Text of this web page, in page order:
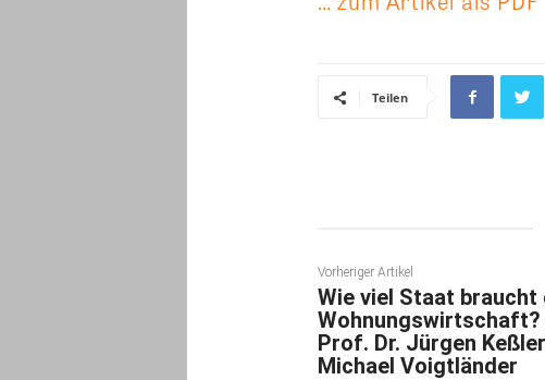
Teilen
Vorheriger Artikel
Wie viel Staat braucht
Prof. Dr. Jürgen
Michael Voigtländer